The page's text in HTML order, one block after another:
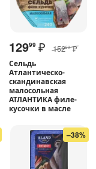
12999 ₽ 15269 ₽
Сельдь
Атлантическо-
скандинавская
малосольная
АТЛАНТИКА филе-
кусочки в масле
–38%